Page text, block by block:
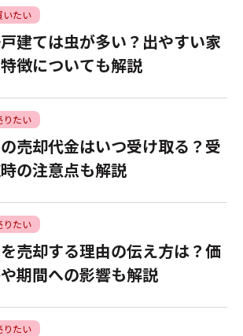
いたい
建ては虫が多い？出やすい家
徴についても解説
りたい
売却代金はいつ受け取る？受
の注意点も解説
りたい
売却する理由の伝え方は？価
期間への影響も解説
りたい